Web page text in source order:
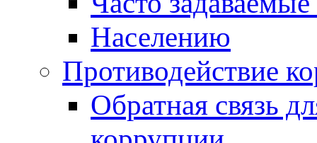
Населению
Противодействие
Обратная связь